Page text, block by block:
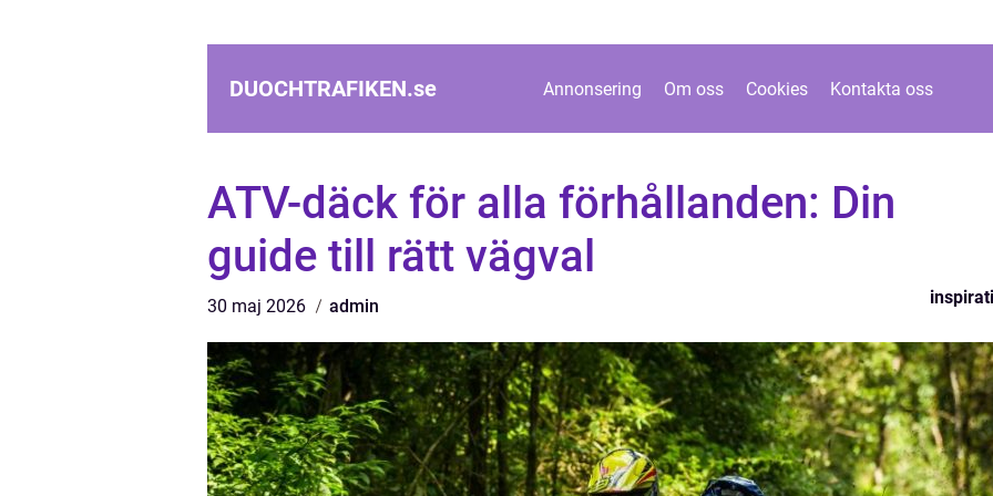
DUOCHTRAFIKEN.se Annonsering Om oss Cookies Kontakta oss
ATV-däck för alla förhållanden: Din
guide till rätt vägval
30 maj 2026 admin